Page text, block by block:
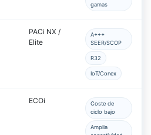
gamas
PACi NX /
Elite
A+++
SEER/SCOP
R32
IoT/Conex
ECOi
Coste de
ciclo bajo
Amplia